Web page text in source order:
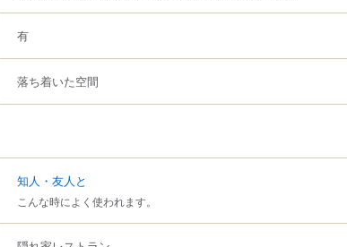
有
落ち着いた空間
知人・友人と
こんな時によく使われます。